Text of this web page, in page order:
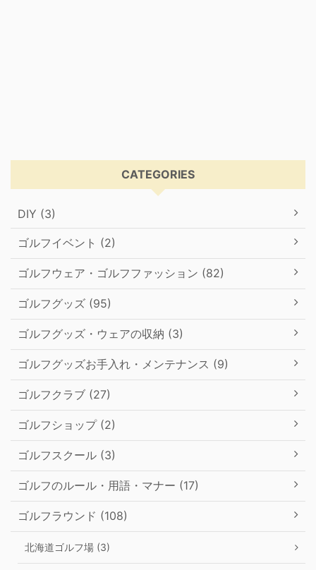
CATEGORIES
DIY (3)
ゴルフイベント (2)
ゴルフウェア・ゴルフファッション (82)
ゴルフグッズ (95)
ゴルフグッズ・ウェアの収納 (3)
ゴルフグッズお手入れ・メンテナンス (9)
ゴルフクラブ (27)
ゴルフショップ (2)
ゴルフスクール (3)
ゴルフのルール・用語・マナー (17)
ゴルフラウンド (108)
北海道ゴルフ場 (3)